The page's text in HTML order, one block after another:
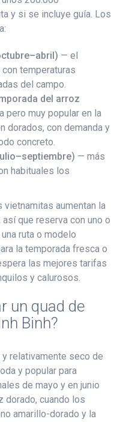
y si se incluye guía. Los
— el
temperaturas
del campo.
del arroz
pero muy popular en la
dorados, con demanda y
concreto.
— más
habituales los
aumentan la
que reserva con uno o
ruta o modelo
la temporada fresca o
las mejores tarifas
y calurosos.
un quad de
Binh?
relativamente seco de
y popular para
de mayo y en junio
dorado, cuando los
amarillo-dorado y la